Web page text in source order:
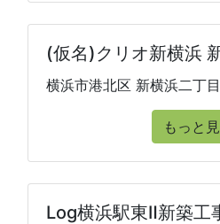
(仮名)クリオ新横浜
横浜市港北区 新横浜二丁
もっと
Log横浜駅東Ⅱ新築工